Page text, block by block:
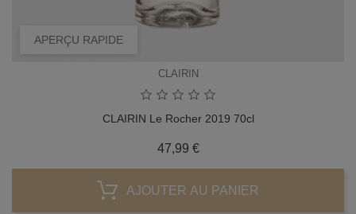
APERÇU RAPIDE
CLAIRIN
CLAIRIN Le Rocher 2019 70cl
47,99 €Prix
AJOUTER AU PANIER